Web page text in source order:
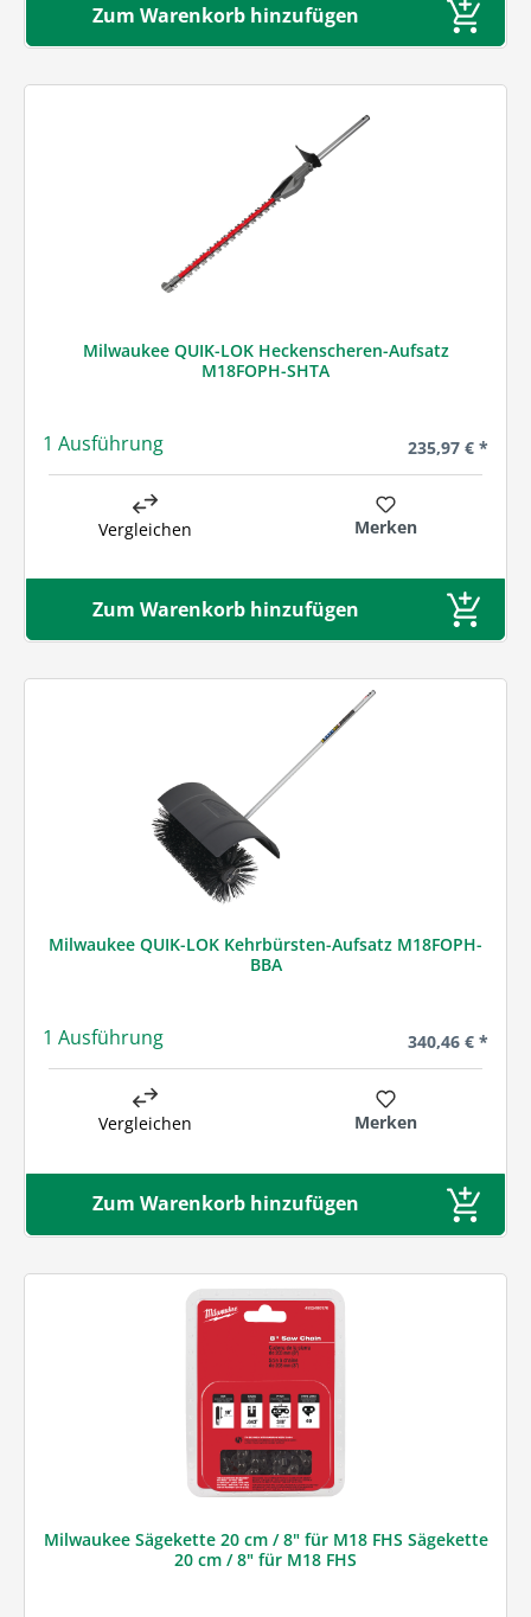
Zum Warenkorb hinzufügen
Milwaukee QUIK-LOK Heckenscheren-Aufsatz
M18FOPH-SHTA
1 Ausführung Regulärer
235,97 € *
Vergleichen Merken
Zum Warenkorb hinzufügen
Milwaukee QUIK-LOK Kehrbürsten-Aufsatz M18FOPH-
BBA
1 Ausführung Regulärer
340,46 € *
Vergleichen Merken
Zum Warenkorb hinzufügen
Milwaukee Sägekette 20 cm / 8" für M18 FHS Sägekette
20 cm / 8" für M18 FHS